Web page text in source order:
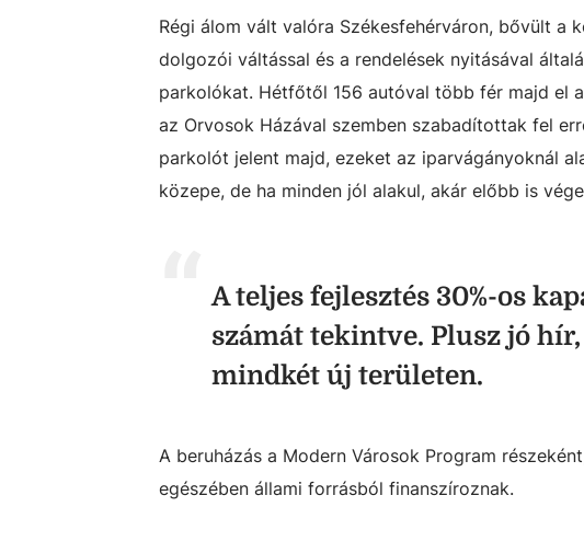
Régi álom vált valóra Székesfehérváron, bővült a
dolgozói váltással és a rendelések nyitásával
parkolókat. Hétfőtől 156 autóval több fér majd el
az Orvosok Házával szemben szabadítottak fel
parkolót jelent majd, ezeket az iparvágányoknál
közepe, de ha minden jól alakul, akár előbb is
A teljes fejlesztés 30%-os
számát tekintve. Plusz jó
mindkét új területen.
A beruházás a Modern Városok Program
egészében állami forrásból finanszíroznak.